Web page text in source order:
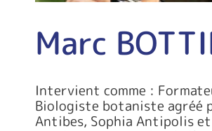
Marc
Intervient comme :
Biologiste botaniste agréé
Antibes, Sophia Antipolis